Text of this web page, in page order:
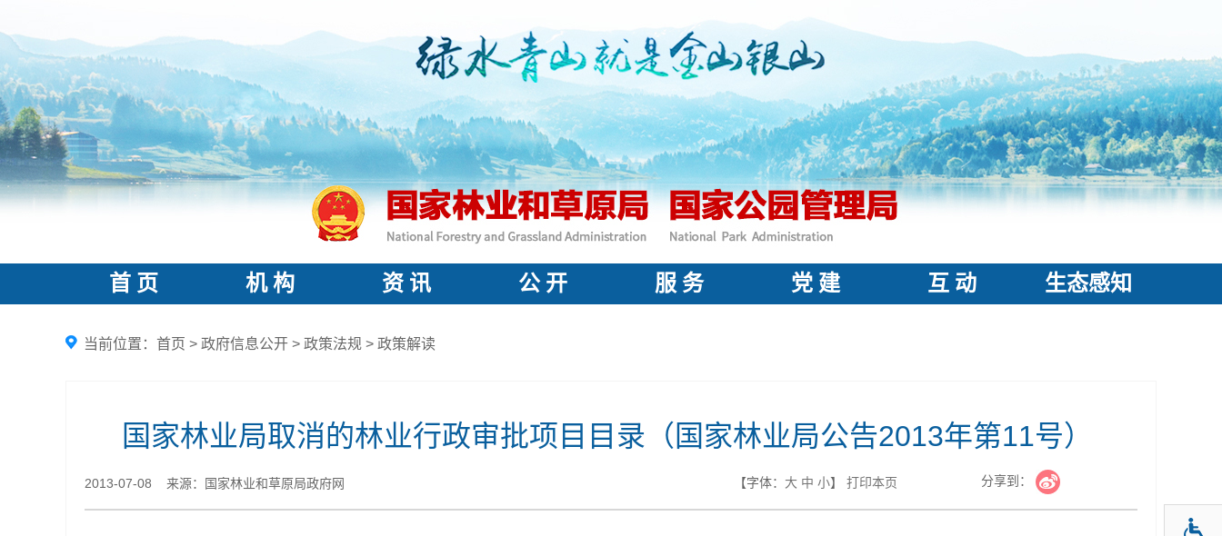
首 页 机 构 资 讯 公 开 服 务 党 建 互 动 生态感知
当前位置： 首页 > 政府信息公开 > 政策法规 > 政策解读
国家林业局取消的林业行政审批项目目录（国家林业局公告2013年第11号）
2013-07-08 来源：国家林业和草原局政府网 【字体： 大 中 小】 打印本页 分享到：